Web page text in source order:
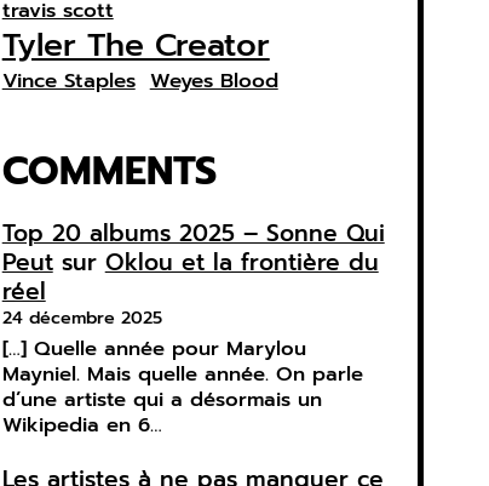
travis scott
Tyler The Creator
Vince Staples Weyes Blood
COMMENTS
Top 20 albums 2025 – Sonne Qui
PeutsurOklou et la frontière du
réel
24 décembre 2025
[…] Quelle année pour Marylou
Mayniel. Mais quelle année. On parle
d’une artiste qui a désormais un
Wikipedia en 6…